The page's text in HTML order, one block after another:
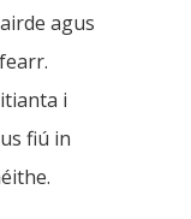
agus
i
fiú in